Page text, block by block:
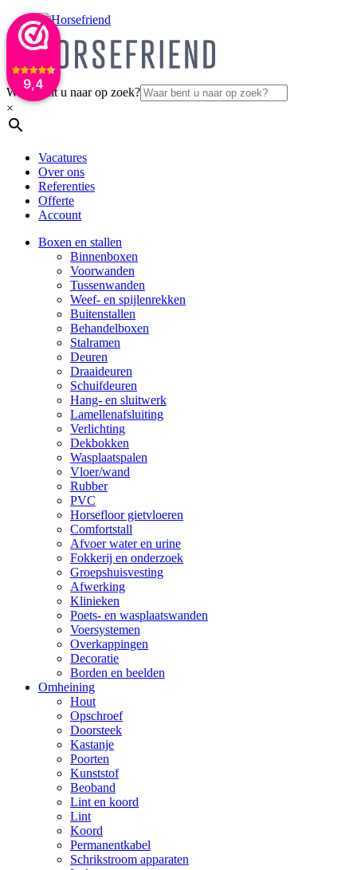
9,4
Waar bent u naar op zoek?
×
Vacatures
Over ons
Referenties
Offerte
Account
Boxen en stallen
Binnenboxen
Voorwanden
Tussenwanden
Weef- en spijlenrekken
Buitenstallen
Behandelboxen
Stalramen
Deuren
Draaideuren
Schuifdeuren
Hang- en sluitwerk
Lamellenafsluiting
Verlichting
Dekbokken
Wasplaatspalen
Vloer/wand
Rubber
PVC
Horsefloor gietvloeren
Comfortstall
Afvoer water en urine
Fokkerij en onderzoek
Groepshuisvesting
Afwerking
Klinieken
Poets- en wasplaatswanden
Voersystemen
Overkappingen
Decoratie
Borden en beelden
Omheining
Hout
Opschroef
Doorsteek
Kastanje
Poorten
Kunststof
Beoband
Lint en koord
Lint
Koord
Permanentkabel
Schrikstroom apparaten